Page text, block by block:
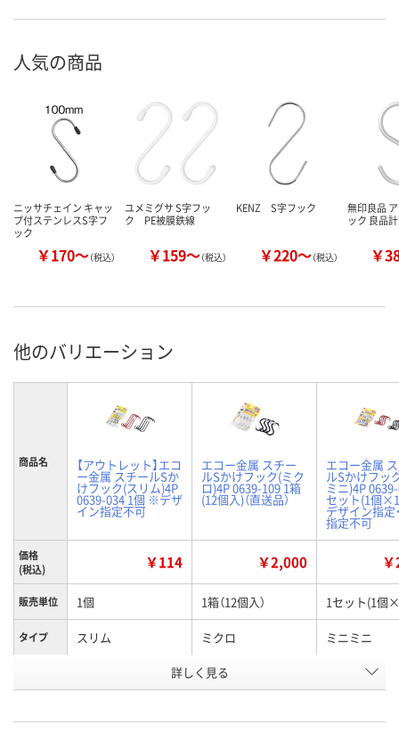
人気の商品
ニッサチェイン キャッ
プ付ステンレスS字フ
ック
￥170～（税込）
ユメミグサ S字フッ
ク PE被膜鉄線
￥159～（税込）
KENZ S字フック
￥220～（税込）
無印良品
ック 良品
￥
他のバリエーション
商品名 【アウトレット】エコ
ー金属 スチールSか
けフック(スリム)4P
0639-034 1個 ※デザ
イン指定不可
エコー金属 スチー
ルSかけフック(ミク
ロ)4P 0639-109 1箱
(12個入)（直送品）
エコー金属
ルSかけフッ
ミニ)4P
セット(1個
デザイン指定
指定不可
価格
(税込)
￥114 ￥2,000
販売単位 1個 1箱（12個入） 1セット(1個
タイプ スリム ミクロ ミニミニ
EW96998 EW96984
詳しく見る